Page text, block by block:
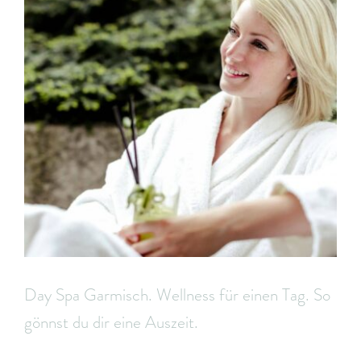
Day Spa Garmisch. Wellness für einen Tag. So
gönnst du dir eine Auszeit.